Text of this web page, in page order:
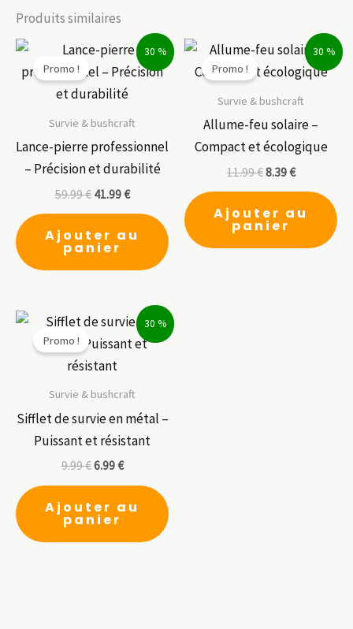
Produits similaires
30 %
Promo !
Survie & bushcraft
Lance-pierre professionnel
– Précision et durabilité
59.99€ 41.99€
Ajouter au
panier
30 %
Promo !
Survie & bushcraft
Allume-feu solaire –
Compact et écologique
11.99€8.39€
Ajouter au
panier
30 %
Promo !
Survie & bushcraft
Sifflet de survie en métal –
Puissant et résistant
9.99€6.99€
Ajouter au
panier